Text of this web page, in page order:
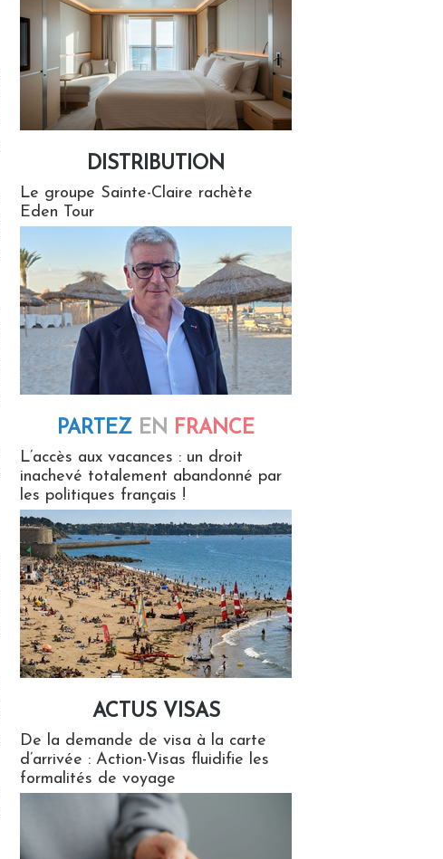
DISTRIBUTION
Le groupe Sainte-Claire rachète
Eden Tour
PARTEZ EN FRANCE
L’accès aux vacances : un droit
inachevé totalement abandonné par
les politiques français !
ACTUS VISAS
De la demande de visa à la carte
d’arrivée : Action-Visas fluidifie les
formalités de voyage